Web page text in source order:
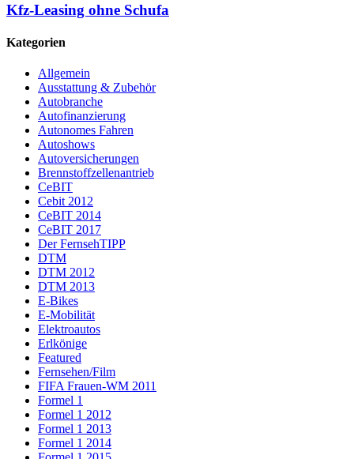
Kfz-Leasing ohne Schufa
Kategorien
Allgemein
Ausstattung & Zubehör
Autobranche
Autofinanzierung
Autonomes Fahren
Autoshows
Autoversicherungen
Brennstoffzellenantrieb
CeBIT
Cebit 2012
CeBIT 2014
CeBIT 2017
Der FernsehTIPP
DTM
DTM 2012
DTM 2013
E-Bikes
E-Mobilität
Elektroautos
Erlkönige
Featured
Fernsehen/Film
FIFA Frauen-WM 2011
Formel 1
Formel 1 2012
Formel 1 2013
Formel 1 2014